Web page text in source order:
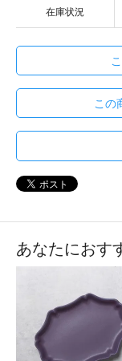
在庫状況
この
あなたにおす